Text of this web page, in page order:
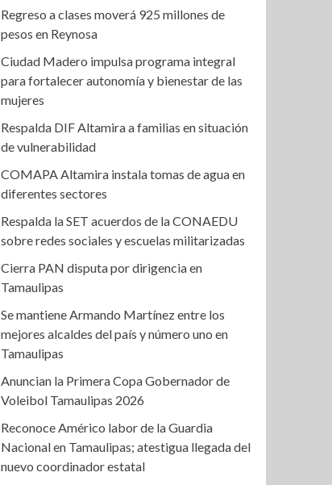
Regreso a clases moverá 925 millones de
pesos en Reynosa
Ciudad Madero impulsa programa integral
para fortalecer autonomía y bienestar de las
mujeres
Respalda DIF Altamira a familias en situación
de vulnerabilidad
COMAPA Altamira instala tomas de agua en
diferentes sectores
Respalda la SET acuerdos de la CONAEDU
sobre redes sociales y escuelas militarizadas
Cierra PAN disputa por dirigencia en
Tamaulipas
Se mantiene Armando Martínez entre los
mejores alcaldes del país y número uno en
Tamaulipas
Anuncian la Primera Copa Gobernador de
Voleibol Tamaulipas 2026
Reconoce Américo labor de la Guardia
Nacional en Tamaulipas; atestigua llegada del
nuevo coordinador estatal